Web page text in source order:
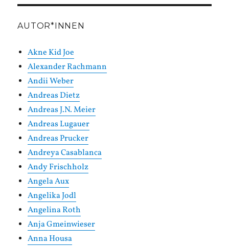
AUTOR*INNEN
Akne Kid Joe
Alexander Rachmann
Andii Weber
Andreas Dietz
Andreas J.N. Meier
Andreas Lugauer
Andreas Prucker
Andreya Casablanca
Andy Frischholz
Angela Aux
Angelika Jodl
Angelina Roth
Anja Gmeinwieser
Anna Housa